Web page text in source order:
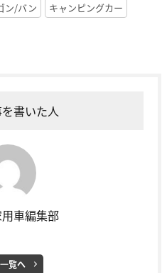
ン/バン
キャンピングカー
書いた人
車編集部
覧へ